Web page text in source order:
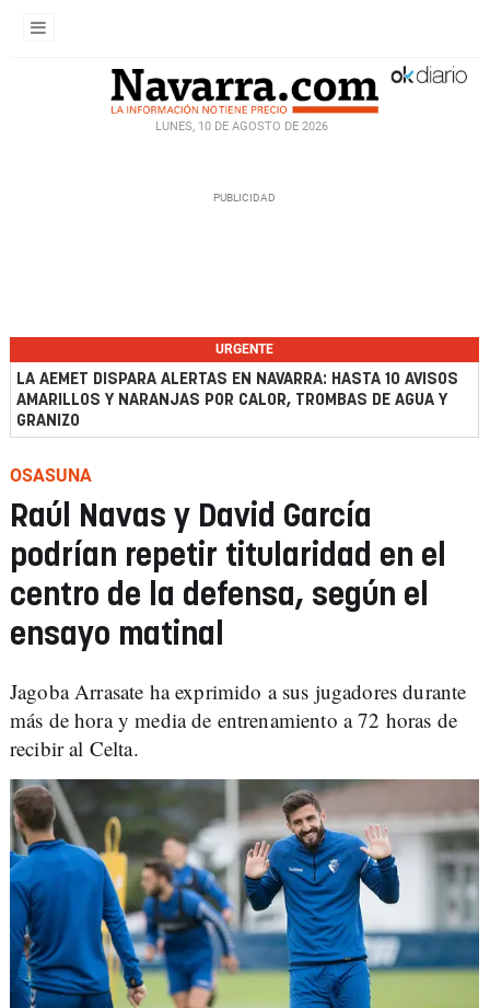
LUNES, 10 DE AGOSTO DE 2026
URGENTE
LA AEMET DISPARA ALERTAS EN NAVARRA: HASTA 10 AVISOS
AMARILLOS Y NARANJAS POR CALOR, TROMBAS DE AGUA Y
GRANIZO
OSASUNA
Raúl Navas y David García
podrían repetir titularidad en el
centro de la defensa, según el
ensayo matinal
Jagoba Arrasate ha exprimido a sus jugadores durante
más de hora y media de entrenamiento a 72 horas de
recibir al Celta.